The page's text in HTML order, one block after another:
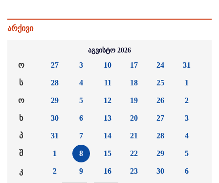
არქივი
აგვისტო 2026
ო
ს
ო
ხ
პ
შ
კ
27
28
29
30
31
1
2
3
4
5
6
7
8
9
10
11
12
13
14
15
16
17
18
19
20
21
22
23
24
25
26
27
28
29
30
31
1
2
3
4
5
6